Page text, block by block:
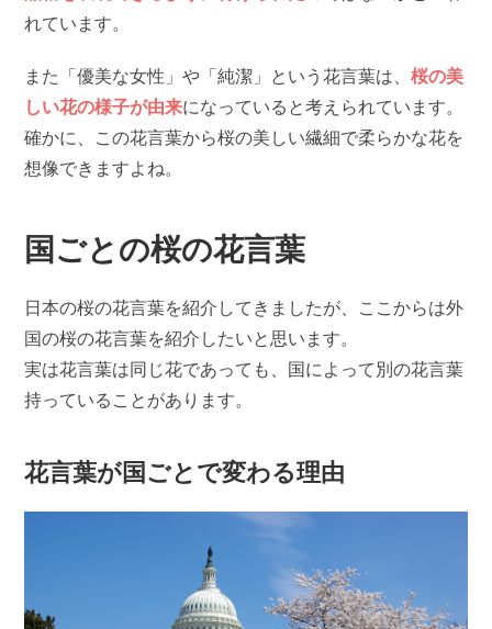
れています。
また「優美な女性」や「純潔」という花言葉は、桜の美
しい花の様子が由来になっていると考えられています。
確かに、この花言葉から桜の美しい繊細で柔らかな花を
想像できますよね。
国ごとの桜の花言葉
日本の桜の花言葉を紹介してきましたが、ここからは外
国の桜の花言葉を紹介したいと思います。
実は花言葉は同じ花であっても、国によって別の花言葉
持っていることがあります。
花言葉が国ごとで変わる理由